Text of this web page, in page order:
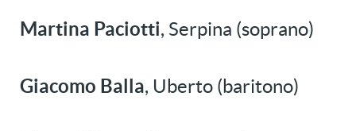
Martina Paciotti, Serpina (soprano)
Giacomo Balla, Uberto (baritono)